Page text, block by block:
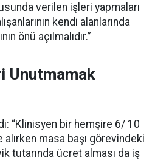
verilen işleri yapmaları
kendi alanlarında
önü açılmalıdır.”
Unutmamak
“Klinisyen bir hemşire 6/ 10
masa başı görevindeki
tutarında ücret alması da iş